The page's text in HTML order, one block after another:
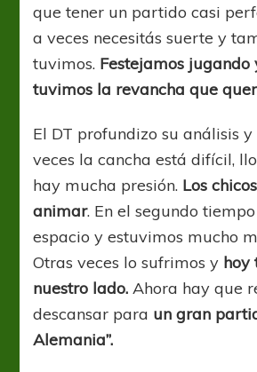
que tener un partido casi
a veces necesitás suerte y
tuvimos. Festejamos jugando
tuvimos la revancha que
El DT profundizo su análisis y
veces la cancha está difícil,
hay mucha presión. Los
animar. En el segundo
espacio y estuvimos mucho
Otras veces lo sufrimos y hoy
nuestro lado.Ahora hay que
descansar para un gran
Alemania”.